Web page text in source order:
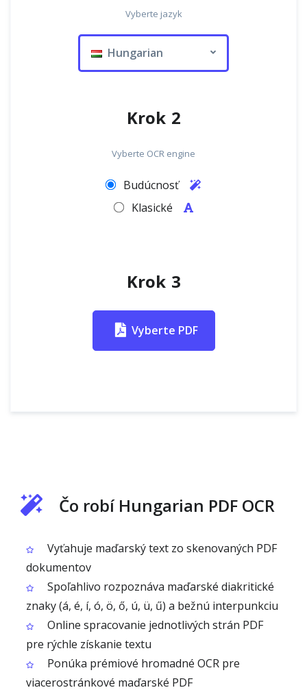
Vyberte jazyk
Hungarian
Krok 2
Vyberte OCR engine
Budúcnosť
Klasické
Krok 3
Vyberte PDF
Čo robí Hungarian PDF OCR
Vyťahuje maďarský text zo skenovaných PDF
dokumentov
Spoľahlivo rozpoznáva maďarské diakritické
znaky (á, é, í, ó, ö, ő, ú, ü, ű) a bežnú interpunkciu
Online spracovanie jednotlivých strán PDF
pre rýchle získanie textu
Ponúka prémiové hromadné OCR pre
viacerostránkové maďarské PDF